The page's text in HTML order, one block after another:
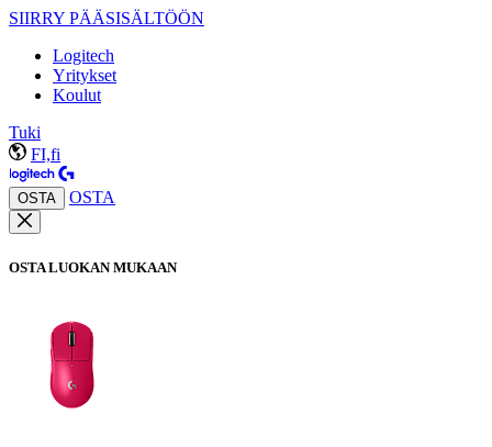
SIIRRY PÄÄSISÄLTÖÖN
Logitech
Yritykset
Koulut
Tuki
FI,fi
OSTA OSTA
OSTA LUOKAN MUKAAN